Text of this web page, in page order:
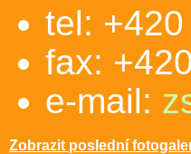
tel:
fax:
e-mail:
Zobrazit poslední